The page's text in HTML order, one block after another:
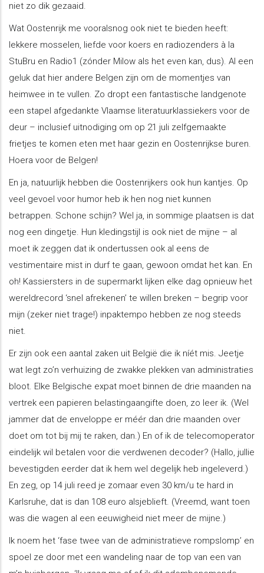
niet zo dik gezaaid.
Wat Oostenrijk me vooralsnog ook niet te bieden heeft:
lekkere mosselen, liefde voor koers en radiozenders à la
StuBru en Radio1 (zónder Milow als het even kan, dus). Al een
geluk dat hier andere Belgen zijn om de momentjes van
heimwee in te vullen. Zo dropt een fantastische landgenote
een stapel afgedankte Vlaamse literatuurklassiekers voor de
deur – inclusief uitnodiging om op 21 juli zelfgemaakte
frietjes te komen eten met haar gezin en Oostenrijkse buren.
Hoera voor de Belgen!
En ja, natuurlijk hebben die Oostenrijkers ook hun kantjes. Op
veel gevoel voor humor heb ik hen nog niet kunnen
betrappen. Schone schijn? Wel ja, in sommige plaatsen is dat
nog een dingetje. Hun kledingstijl is ook niet de mijne – al
moet ik zeggen dat ik ondertussen ook al eens de
vestimentaire mist in durf te gaan, gewoon omdat het kan. En
oh! Kassiersters in de supermarkt lijken elke dag opnieuw het
wereldrecord ‘snel afrekenen’ te willen breken – begrip voor
mijn (zeker niet trage!) inpaktempo hebben ze nog steeds
niet.
Er zijn ook een aantal zaken uit België die ik níét mis. Jeetje
wat legt zo’n verhuizing de zwakke plekken van administraties
bloot. Elke Belgische expat moet binnen de drie maanden na
vertrek een papieren belastingaangifte doen, zo leer ik. (Wel
jammer dat de enveloppe er méér dan drie maanden over
doet om tot bij mij te raken, dan.) En of ik de telecomoperator
eindelijk wil betalen voor die verdwenen decoder? (Hallo, jullie
bevestigden eerder dat ik hem wel degelijk heb ingeleverd.)
En zeg, op 14 juli reed je zomaar even 30 km/u te hard in
Karlsruhe, dat is dan 108 euro alsjeblieft. (Vreemd, want toen
was die wagen al een eeuwigheid niet meer de mijne.)
Ik noem het ‘fase twee van de administratieve rompslomp’ en
spoel ze door met een wandeling naar de top van een van